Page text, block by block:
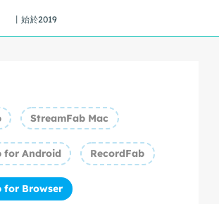
丨始於2019
StreamFab Mac
for Android RecordFab
for Browser